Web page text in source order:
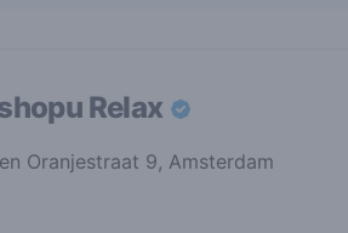
Relax
Oranjestraat 9, Amsterdam